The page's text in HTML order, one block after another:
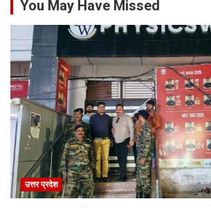
You May Have Missed
उत्तर प्रदेश